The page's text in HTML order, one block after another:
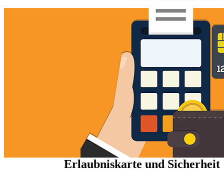
Erlaubniskarte und Sicherheit